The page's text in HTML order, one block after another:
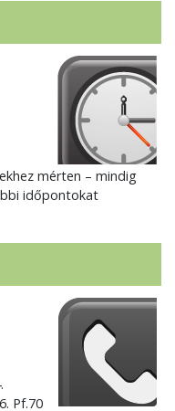
mérten – mindig
időpontokat
Pf.70